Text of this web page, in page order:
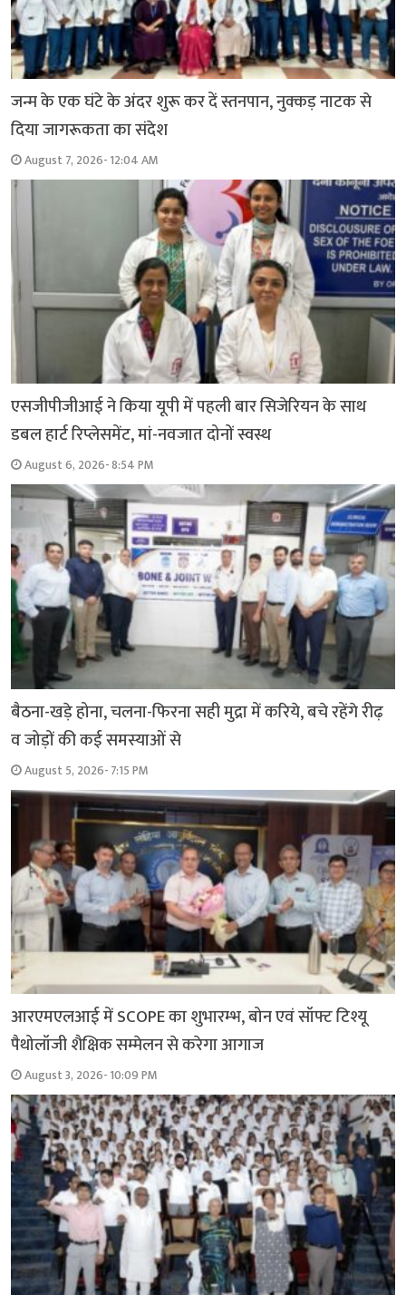
जन्म के एक घंटे के अंदर शुरू कर दें स्तनपान, नुक्कड़ नाटक से
दिया जागरूकता का संदेश
August 7, 2026- 12:04 AM
एसजीपीजीआई ने किया यूपी में पहली बार सिजेरियन के साथ
डबल हार्ट रिप्लेसमेंट, मां-नवजात दोनों स्वस्थ
August 6, 2026- 8:54 PM
बैठना-खड़े होना, चलना-फिरना सही मुद्रा में करिये, बचे रहेंगे रीढ़
व जोड़ों की कई समस्याओं से
August 5, 2026- 7:15 PM
आरएमएलआई में SCOPE का शुभारम्भ, बोन एवं सॉफ्ट टिश्यू
पैथोलॉजी शैक्षिक सम्मेलन से करेगा आगाज
August 3, 2026- 10:09 PM